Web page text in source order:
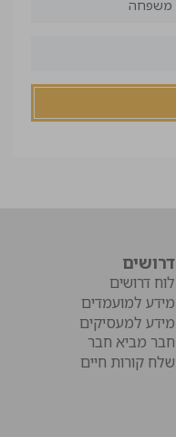
דרושים
לוח דרושים
מידע למועמדים
מידע למעסיקים
חבר מביא חבר
שלח קורות חיים